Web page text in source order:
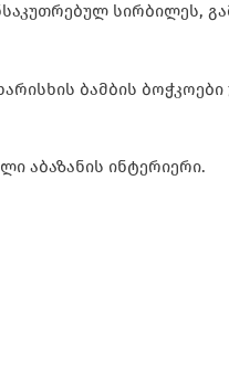
სირბილეს,
ბამბის
აბაზანის ინტერიერი.